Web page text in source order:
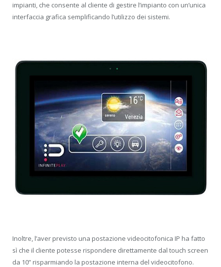
impianti, che consente al cliente di gestire l’impianto con un’unica
interfaccia grafica semplificando l’utilizzo dei sistemi.
Inoltre, l’aver previsto una postazione videocitofonica IP ha fatto
sì che il cliente potesse rispondere direttamente dal touch screen
da 10” risparmiando la postazione interna del videocitofono.